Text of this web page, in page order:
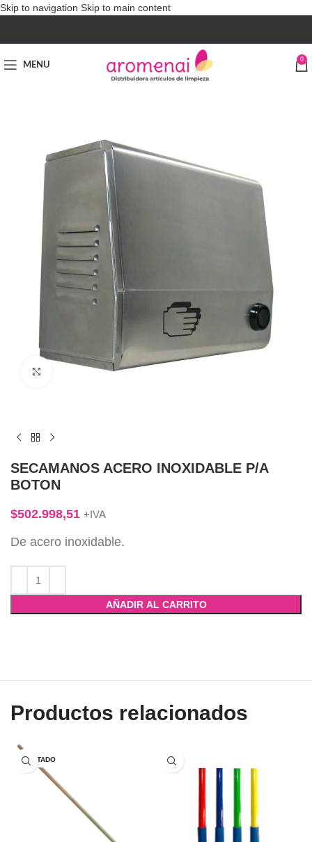
Skip to navigation Skip to main content
MENU
0
Click to enlarge
SECAMANOS ACERO INOXIDABLE P/A
BOTON
$502.998,51 +IVA
De acero inoxidable.
AÑADIR AL CARRITO
Productos relacionados
AGOTADO